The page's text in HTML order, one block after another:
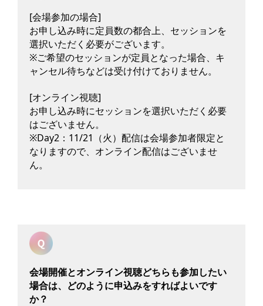
[会場参加の場合]
お申し込み時に定員数の都合上、セッションを
選択いただく必要がございます。
※ご希望のセッションが定員となった場合、キ
ャンセル待ちなどは受け付けておりません。
[オンライン視聴]
お申し込み時にセッションを選択いただく必要
はございません。
※Day2：11/21（火）配信は会場参加者限定と
なりますので、オンライン配信はございませ
ん。
会場開催とオンライン視聴どちらも参加したい
場合は、どのように申込みをすればよいです
か？